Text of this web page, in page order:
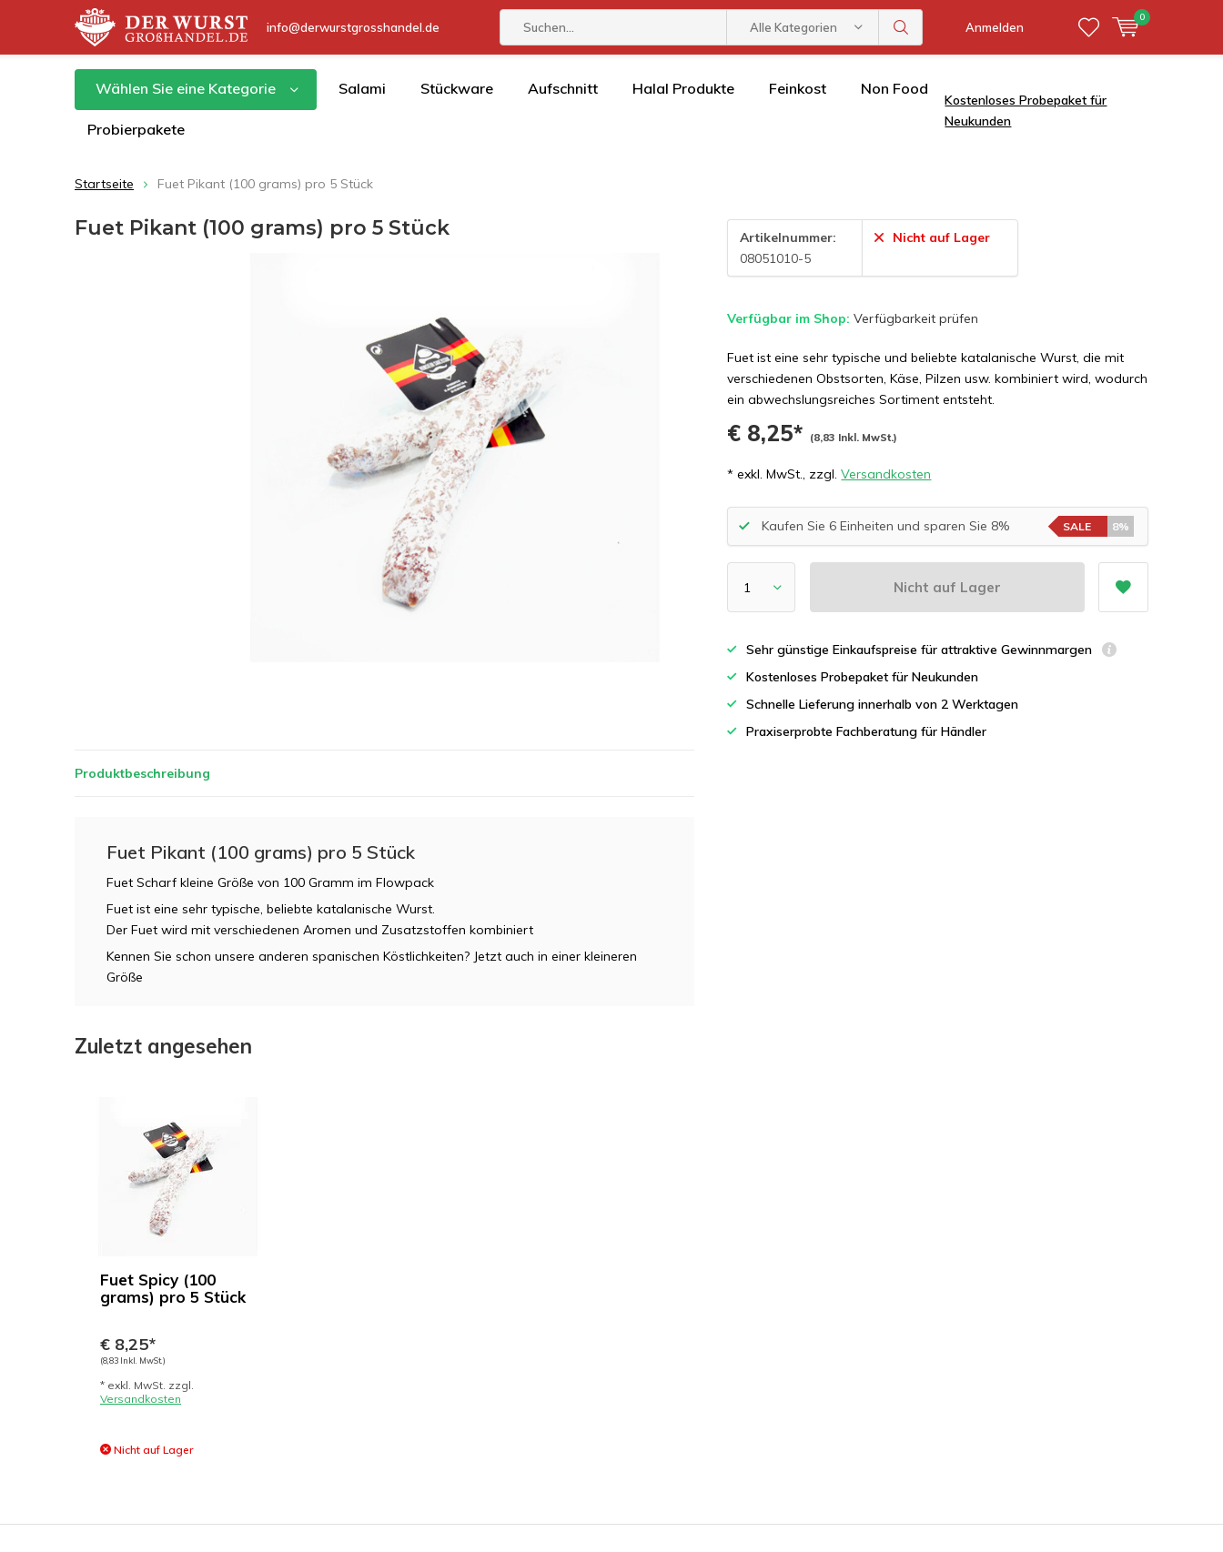
info@derwurstgrosshandel.de Alle Kategorien Anmelden
0
Wählen Sie eine Kategorie Salami Stückware Aufschnitt Halal Produkte Feinkost Non Food
Probierpakete
Kostenloses Probepaket für
Neukunden
Startseite Fuet Pikant (100 grams) pro 5 Stück
Fuet Pikant (100 grams) pro 5 Stück
Artikelnummer:
08051010-5
Nicht auf Lager
Verfügbar im Shop:Verfügbarkeit prüfen
Fuet ist eine sehr typische und beliebte katalanische Wurst, die mit
verschiedenen Obstsorten, Käse, Pilzen usw. kombiniert wird, wodurch
ein abwechslungsreiches Sortiment entsteht.
€ 8,25* (8,83 Inkl. MwSt.)
* exkl. MwSt., zzgl.Versandkosten
Kaufen Sie 6 Einheiten und sparen Sie 8% SALE 8%
Nicht auf Lager
Sehr günstige Einkaufspreise für attraktive Gewinnmargen
Kostenloses Probepaket für Neukunden
Schnelle Lieferung innerhalb von 2 Werktagen
Praxiserprobte Fachberatung für Händler
Produktbeschreibung
Fuet Pikant (100 grams) pro 5 Stück
Fuet Scharf kleine Größe von 100 Gramm im Flowpack
Fuet ist eine sehr typische, beliebte katalanische Wurst.
Der Fuet wird mit verschiedenen Aromen und Zusatzstoffen kombiniert
Kennen Sie schon unsere anderen spanischen Köstlichkeiten? Jetzt auch in einer kleineren
Größe
Zuletzt angesehen
Fuet Spicy (100
grams) pro 5 Stück
€ 8,25*
(8,83 Inkl. MwSt.)
* exkl. MwSt. zzgl.
Versandkosten
Nicht auf Lager